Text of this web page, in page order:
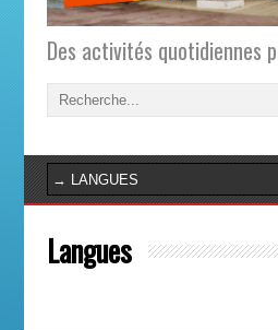
Des activités quotidiennes
Langues